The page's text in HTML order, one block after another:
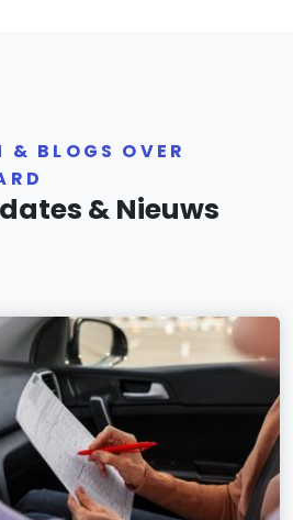
& BLOGS OVER
& Nieuws